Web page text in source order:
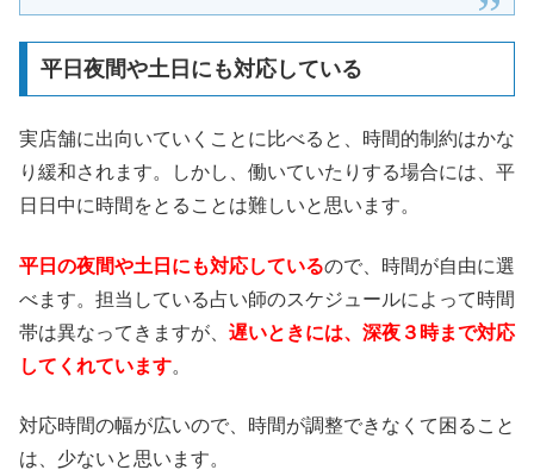
平日夜間や土日にも対応している
実店舗に出向いていくことに比べると、時間的制約はかな
り緩和されます。しかし、働いていたりする場合には、平
日日中に時間をとることは難しいと思います。
平日の夜間や土日にも対応しているので、時間が自由に選
べます。担当している占い師のスケジュールによって時間
帯は異なってきますが、 遅いときには、深夜３時まで対応
してくれています。
対応時間の幅が広いので、時間が調整できなくて困ること
は、少ないと思います。